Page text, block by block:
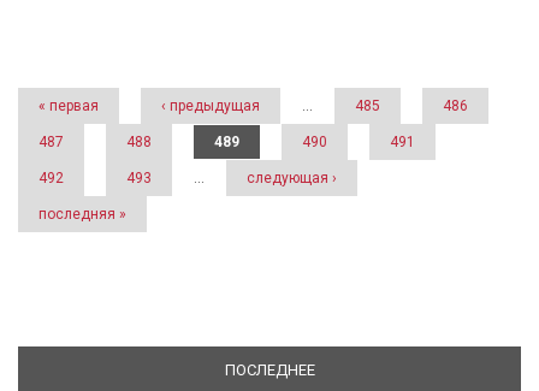
Страницы
« первая ‹ предыдущая … 485 486
487 488 489 490 491
492 493 … следующая ›
последняя »
ПОСЛЕДНЕЕ(АКТИВНАЯ ВКЛАДКА)